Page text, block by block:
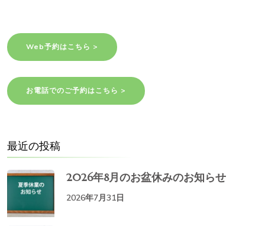
Web予約はこちら >
お電話でのご予約はこちら >
最近の投稿
2026年8月のお盆休みのお知らせ
2026年7月31日